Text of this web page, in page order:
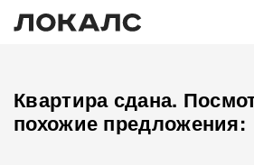
Квартира сдана.
похожие предложения: